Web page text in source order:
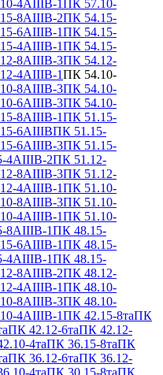
4АIIIВ-1
ПК 57.10-
8АIIIВ-2ПК 54.15-
6АIIIВ-1ПК 54.15-
4АIIIВ-1ПК 54.15-
8АIIIВ-3ПК 54.12-
4АIIIВ-1ПК 54.10-
8АIIIВ-3ПК 54.10-
6АIIIВ-3ПК 54.10-
8АIIIВ-1ПК 51.15-
6АIIIВПК 51.15-
6АIIIВ-3ПК 51.15-
4АIIIВ-2ПК 51.12-
8АIIIВ-3ПК 51.12-
4АIIIВ-1ПК 51.10-
8АIIIВ-3ПК 51.10-
4АIIIВ-1ПК 51.10-
8АIIIВ-1ПК 48.15-
6АIIIВ-1ПК 48.15-
4АIIIВ-1ПК 48.15-
8АIIIВ-2ПК 48.12-
4АIIIВ-1ПК 48.10-
8АIIIВ-3ПК 48.10-
4АIIIВ-1ПК 42.15-8таПК
ПК 42.12-6таПК 42.12-
4таПК 36.15-8таПК
ПК 36.12-6таПК 36.12-